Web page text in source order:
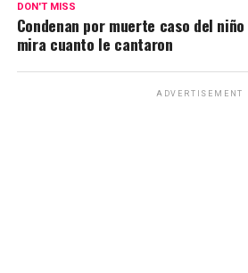
DON'T MISS
Condenan por muerte caso del
mira cuanto le cantaron
ADVERTISEMENT